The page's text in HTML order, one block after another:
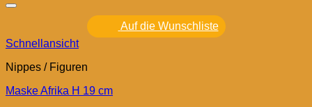
Auf die Wunschliste
Schnellansicht
Nippes / Figuren
Maske Afrika H 19 cm